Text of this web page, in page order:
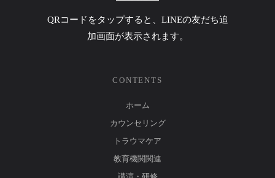
QRコードをタップすると、LINEの友だち追
加画面が表示されます。
CONTENTS
ホーム
カウンセリング
トラウマケア
教育機関関連